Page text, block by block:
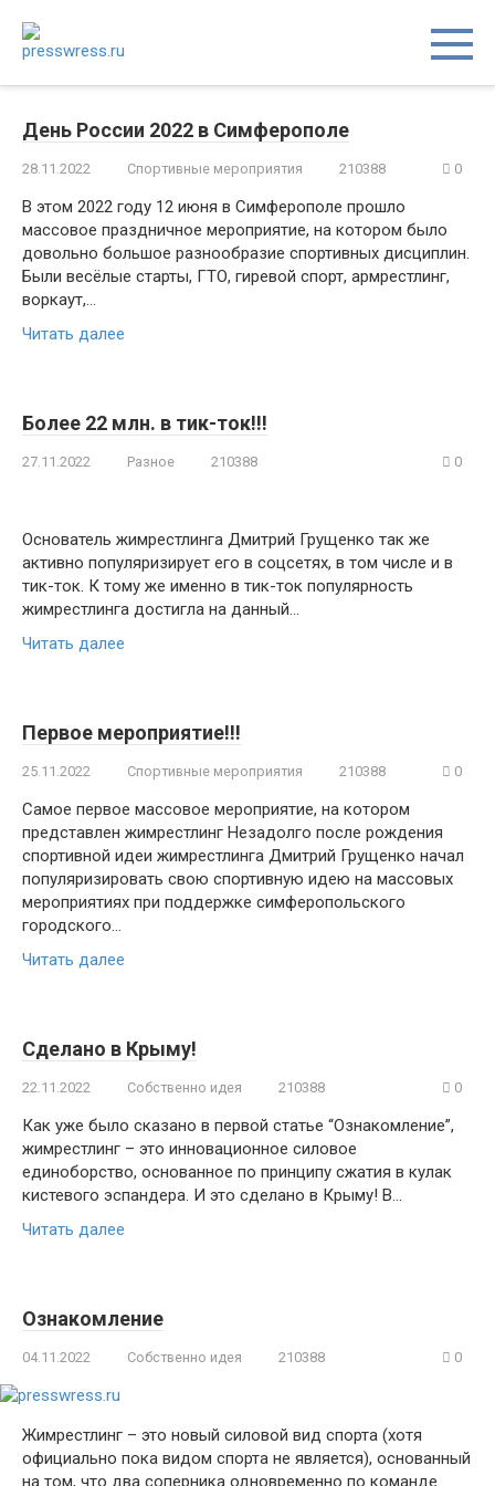
контенту
День России 2022 в Симферополе
28.11.2022 Спортивные мероприятия 210388 0
В этом 2022 году 12 июня в Симферополе прошло
массовое праздничное мероприятие, на котором было
довольно большое разнообразие спортивных дисциплин.
Были весёлые старты, ГТО, гиревой спорт, армрестлинг,
воркаут,…
Читать далее
Более 22 млн. в тик-ток!!!
27.11.2022 Разное 210388 0
Основатель жимрестлинга Дмитрий Грущенко так же
активно популяризирует его в соцсетях, в том числе и в
тик-ток. К тому же именно в тик-ток популярность
жимрестлинга достигла на данный…
Читать далее
Первое мероприятие!!!
25.11.2022 Спортивные мероприятия 210388 0
Самое первое массовое мероприятие, на котором
представлен жимрестлинг Незадолго после рождения
спортивной идеи жимрестлинга Дмитрий Грущенко начал
популяризировать свою спортивную идею на массовых
мероприятиях при поддержке симферопольского
городского…
Читать далее
Сделано в Крыму!
22.11.2022 Собственно идея 210388 0
Как уже было сказано в первой статье “Ознакомление”,
жимрестлинг – это инновационное силовое
единоборство, основанное по принципу сжатия в кулак
кистевого эспандера. И это сделано в Крыму! В…
Читать далее
Ознакомление
04.11.2022 Собственно идея 210388 0
Жимрестлинг – это новый силовой вид спорта (хотя
официально пока видом спорта не является), основанный
на том, что два соперника одновременно по команде